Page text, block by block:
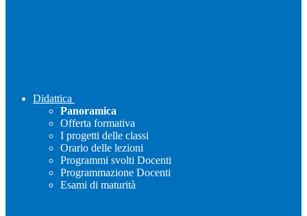
Didattica
Panoramica
Offerta formativa
I progetti delle classi
Orario delle lezioni
Programmi svolti Docenti
Programmazione Docenti
Esami di maturità